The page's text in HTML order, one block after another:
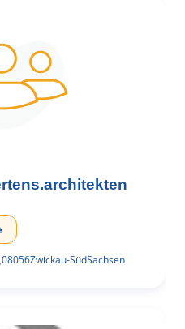
,08056Zwickau-SüdSachsen